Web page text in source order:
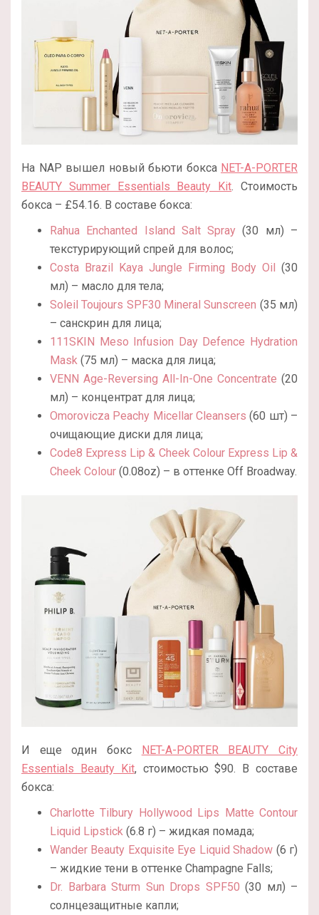
На NAP вышел новый бьюти бокса NET-A-PORTER
BEAUTY Summer Essentials Beauty Kit. Стоимость
бокса – £54.16. В составе бокса:
Rahua Enchanted Island Salt Spray (30 мл) –
текстурирующий спрей для волос;
Costa Brazil Kaya Jungle Firming Body Oil (30
мл) – масло для тела;
Soleil Toujours SPF30 Mineral Sunscreen (35 мл)
– санскрин для лица;
111SKIN Meso Infusion Day Defence Hydration
Mask (75 мл) – маска для лица;
VENN Age-Reversing All-In-One Concentrate (20
мл) – концентрат для лица;
Omorovicza Peachy Micellar Cleansers (60 шт) –
очищающие диски для лица;
Code8 Express Lip & Cheek Colour Express Lip &
Cheek Colour (0.08oz) – в оттенке Off Broadway.
И еще один бокс NET-A-PORTER BEAUTY City
Essentials Beauty Kit, стоимостью $90. В составе
бокса:
Charlotte Tilbury Hollywood Lips Matte Contour
Liquid Lipstick (6.8 г) – жидкая помада;
Wander Beauty Exquisite Eye Liquid Shadow (6 г)
– жидкие тени в оттенке Champagne Falls;
Dr. Barbara Sturm Sun Drops SPF50 (30 мл) –
солнцезащитные капли;